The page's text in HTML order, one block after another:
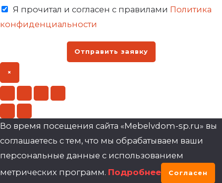
Я прочитал и согласен с правилами Политика
конфиденциальности
Отправить заявку
×
Во время посещения сайта «Mebelvdom-sp.ru» вы
соглашаетесь с тем, что мы обрабатываем ваши
персональные данные с использованием
метрических программ. Подробнее Согласен